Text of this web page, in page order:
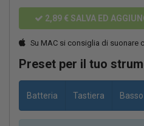
2,89 € SALVA ED
Su MAC si consiglia di suonare
Preset per il tuo
Batteria Tastiera Basso